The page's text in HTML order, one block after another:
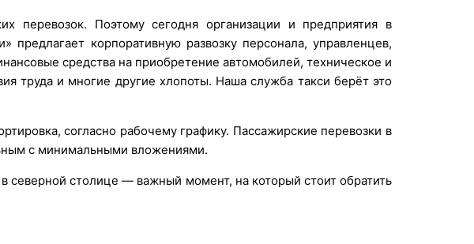
перевозок. Поэтому сегодня организации и предприятия в
корпоративную развозку персонала, управленцев,
средства на приобретение автомобилей, техническое и
труда и многие другие хлопоты. Наша служба такси берёт это
согласно рабочему графику. Пассажирские перевозки в
с минимальными вложениями.
северной столице — важный момент, на который стоит обратить